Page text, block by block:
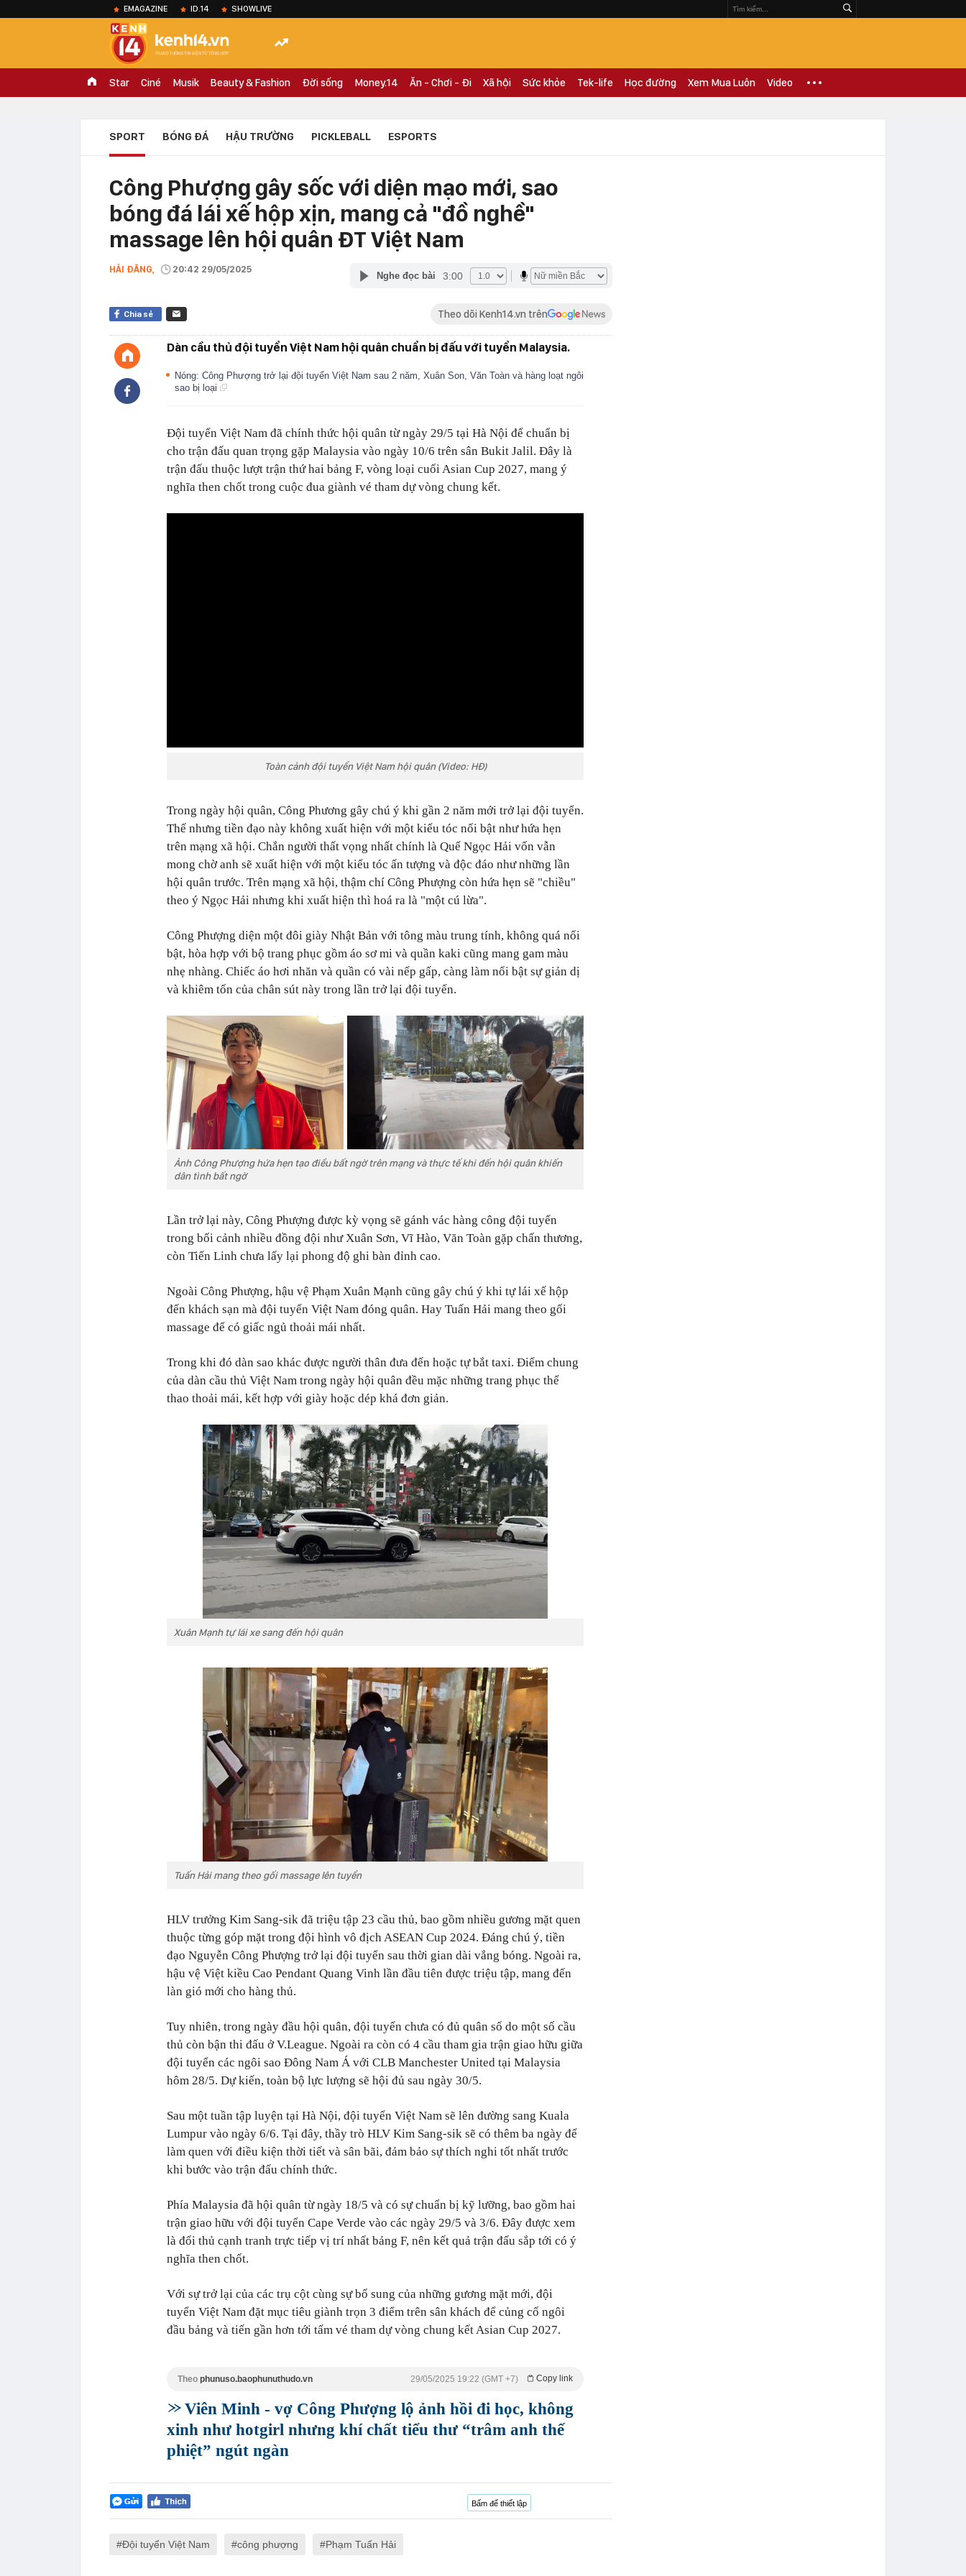
EMAGAZINE ID.14 SHOWLIVE
Star Ciné Musik Beauty & Fashion Đời sống Money.14 Ăn - Chơi - Đi Xã hội Sức khỏe Tek-life Học đường Xem Mua Luôn Video
SPORT BÓNG ĐÁ HẬU TRƯỜNG PICKLEBALL ESPORTS
Công Phượng gây sốc với diện mạo mới, sao
bóng đá lái xế hộp xịn, mang cả "đồ nghề"
massage lên hội quân ĐT Việt Nam
HẢI ĐĂNG, 20:42 29/05/2025
Nghe đọc bài 3:00
Chia sẻ Theo dõi Kenh14.vn trên
Dàn cầu thủ đội tuyển Việt Nam hội quân chuẩn bị đấu với tuyển Malaysia.
Nóng: Công Phượng trở lại đội tuyển Việt Nam sau 2 năm, Xuân Son, Văn Toàn và hàng loạt ngôi
sao bị loại
Đội tuyển Việt Nam đã chính thức hội quân từ ngày 29/5 tại Hà Nội để chuẩn bị
cho trận đấu quan trọng gặp Malaysia vào ngày 10/6 trên sân Bukit Jalil. Đây là
trận đấu thuộc lượt trận thứ hai bảng F, vòng loại cuối Asian Cup 2027, mang ý
nghĩa then chốt trong cuộc đua giành vé tham dự vòng chung kết.
Toàn cảnh đội tuyển Việt Nam hội quân (Video: HĐ)
Trong ngày hội quân, Công Phương gây chú ý khi gần 2 năm mới trở lại đội tuyển.
Thế nhưng tiền đạo này không xuất hiện với một kiểu tóc nổi bật như hứa hẹn
trên mạng xã hội. Chắn người thất vọng nhất chính là Quế Ngọc Hải vốn vẫn
mong chờ anh sẽ xuất hiện với một kiểu tóc ấn tượng và độc đáo như những lần
hội quân trước. Trên mạng xã hội, thậm chí Công Phượng còn hứa hẹn sẽ "chiều"
theo ý Ngọc Hải nhưng khi xuất hiện thì hoá ra là "một cú lừa".
Công Phượng diện một đôi giày Nhật Bản với tông màu trung tính, không quá nổi
bật, hòa hợp với bộ trang phục gồm áo sơ mi và quần kaki cũng mang gam màu
nhẹ nhàng. Chiếc áo hơi nhăn và quần có vài nếp gấp, càng làm nổi bật sự giản dị
và khiêm tốn của chân sút này trong lần trở lại đội tuyển.
Ảnh Công Phượng hứa hẹn tạo điều bất ngờ trên mạng và thực tế khi đến hội quân khiến
dân tình bất ngờ
Lần trở lại này, Công Phượng được kỳ vọng sẽ gánh vác hàng công đội tuyển
trong bối cảnh nhiều đồng đội như Xuân Sơn, Vĩ Hào, Văn Toàn gặp chấn thương,
còn Tiến Linh chưa lấy lại phong độ ghi bàn đỉnh cao.
Ngoài Công Phượng, hậu vệ Phạm Xuân Mạnh cũng gây chú ý khi tự lái xế hộp
đến khách sạn mà đội tuyển Việt Nam đóng quân. Hay Tuấn Hải mang theo gối
massage để có giấc ngủ thoải mái nhất.
Trong khi đó dàn sao khác được người thân đưa đến hoặc tự bắt taxi. Điểm chung
của dàn cầu thủ Việt Nam trong ngày hội quân đều mặc những trang phục thể
thao thoải mái, kết hợp với giày hoặc dép khá đơn giản.
Xuân Mạnh tự lái xe sang đến hội quân
Tuấn Hải mang theo gối massage lên tuyển
HLV trưởng Kim Sang-sik đã triệu tập 23 cầu thủ, bao gồm nhiều gương mặt quen
thuộc từng góp mặt trong đội hình vô địch ASEAN Cup 2024. Đáng chú ý, tiền
đạo Nguyễn Công Phượng trở lại đội tuyển sau thời gian dài vắng bóng. Ngoài ra,
hậu vệ Việt kiều Cao Pendant Quang Vinh lần đầu tiên được triệu tập, mang đến
làn gió mới cho hàng thủ.
Tuy nhiên, trong ngày đầu hội quân, đội tuyển chưa có đủ quân số do một số cầu
thủ còn bận thi đấu ở V.League. Ngoài ra còn có 4 cầu tham gia trận giao hữu giữa
đội tuyển các ngôi sao Đông Nam Á với CLB Manchester United tại Malaysia
hôm 28/5. Dự kiến, toàn bộ lực lượng sẽ hội đủ sau ngày 30/5.
Sau một tuần tập luyện tại Hà Nội, đội tuyển Việt Nam sẽ lên đường sang Kuala
Lumpur vào ngày 6/6. Tại đây, thầy trò HLV Kim Sang-sik sẽ có thêm ba ngày để
làm quen với điều kiện thời tiết và sân bãi, đảm bảo sự thích nghi tốt nhất trước
khi bước vào trận đấu chính thức.
Phía Malaysia đã hội quân từ ngày 18/5 và có sự chuẩn bị kỹ lưỡng, bao gồm hai
trận giao hữu với đội tuyển Cape Verde vào các ngày 29/5 và 3/6. Đây được xem
là đối thủ cạnh tranh trực tiếp vị trí nhất bảng F, nên kết quả trận đấu sắp tới có ý
nghĩa then chốt.
Với sự trở lại của các trụ cột cùng sự bổ sung của những gương mặt mới, đội
tuyển Việt Nam đặt mục tiêu giành trọn 3 điểm trên sân khách để củng cố ngôi
đầu bảng và tiến gần hơn tới tấm vé tham dự vòng chung kết Asian Cup 2027.
Theo phunuso.baophunuthudo.vn Copy link
29/05/2025 19:22 (GMT +7)
Viên Minh - vợ Công Phượng lộ ảnh hồi đi học, không
xinh như hotgirl nhưng khí chất tiểu thư “trâm anh thế
phiệt” ngút ngàn
Bấm để thiết lập
Đội tuyển Việt Nam công phượng Phạm Tuấn Hải